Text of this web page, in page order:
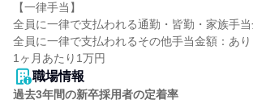
【一律手当】
全員に一律で支払われる通勤・皆勤・家族手
全員に一律で支払われるその他手当金額：あり
職場情報
過去3年間の新卒採用者の定着率